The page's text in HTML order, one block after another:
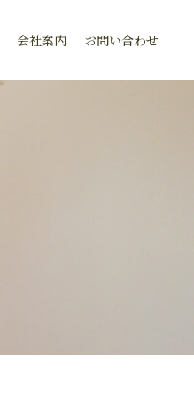
会社案内 お問い合わせ